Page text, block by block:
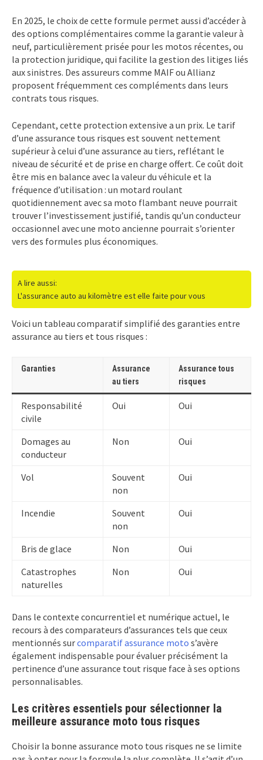
En 2025, le choix de cette formule permet aussi d’accéder à
des options complémentaires comme la garantie valeur à
neuf, particulièrement prisée pour les motos récentes, ou
la protection juridique, qui facilite la gestion des litiges liés
aux sinistres. Des assureurs comme MAIF ou Allianz
proposent fréquemment ces compléments dans leurs
contrats tous risques.
Cependant, cette protection extensive a un prix. Le tarif
d’une assurance tous risques est souvent nettement
supérieur à celui d’une assurance au tiers, reflétant le
niveau de sécurité et de prise en charge offert. Ce coût doit
être mis en balance avec la valeur du véhicule et la
fréquence d’utilisation : un motard roulant
quotidiennement avec sa moto flambant neuve pourrait
trouver l’investissement justifié, tandis qu’un conducteur
occasionnel avec une moto ancienne pourrait s’orienter
vers des formules plus économiques.
A lire aussi:
L'assurance auto au kilomètre est elle faite pour vous
Voici un tableau comparatif simplifié des garanties entre
assurance au tiers et tous risques :
Garanties
Assurance
au tiers
Assurance tous
risques
Responsabilité
civile
Oui Oui
Domages au
conducteur
Non Oui
Vol
Souvent
non
Oui
Incendie
Souvent
non
Oui
Bris de glace Non
Oui
Catastrophes
naturelles
Non Oui
Dans le contexte concurrentiel et numérique actuel, le
recours à des comparateurs d’assurances tels que ceux
mentionnés surcomparatif assurance moto s’avère
également indispensable pour évaluer précisément la
pertinence d’une assurance tout risque face à ses options
personnalisables.
Les critères essentiels pour sélectionner la
meilleure assurance moto tous risques
Choisir la bonne assurance moto tous risques ne se limite